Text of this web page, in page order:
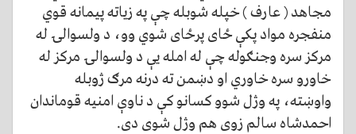
مجاهد ( عارف ) خپله شوبله چې په زیاته پیمانه قوي
منفجره مواد پکې ځای پرځای شوي وو، د ولسوالۍ له
مرکز سره وجنګوله چې له امله یې د ولسوالۍ مرکز له
خاورو سره خاوري او دښمن ته درنه مرګ ژوبله
واوښته، په وژل شوو کسانو کې د ناوې امنیه قوماندان
احمدشاه سالم زوی هم وژل شوی دی.